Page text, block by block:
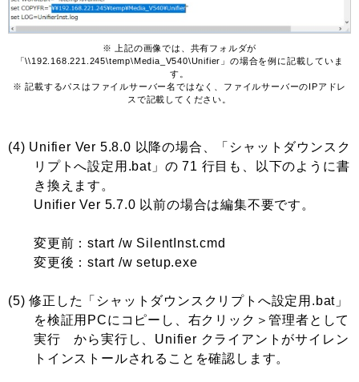
※ 上記の画像では、共有フォルダが
「\\192.168.221.245\temp\Media_V540\Unifier」の場合を例に記載していま
す。
※ 記載するパスはファイルサーバー名ではなく、ファイルサーバーのIPアドレ
スで記載してください。
(4) Unifier Ver 5.8.0 以降の場合、「シャットダウンスク
リプトへ設定用.bat」の 71 行目も、以下のように書
き換えます。
Unifier Ver 5.7.0 以前の場合は編集不要です。
変更前：start /w SilentInst.cmd
変更後：start /w setup.exe
(5) 修正した「シャットダウンスクリプトへ設定用.bat」
を検証用PCにコピーし、右クリック＞管理者として
実行 から実行し、Unifier クライアントがサイレン
トインストールされることを確認します。